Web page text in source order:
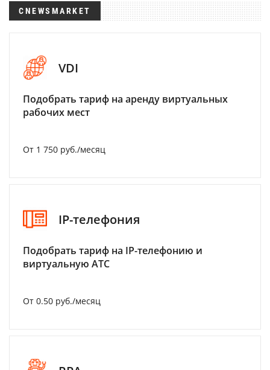
CNEWSMARKET
VDI
Подобрать тариф на аренду виртуальных
рабочих мест
От 1 750 руб./месяц
IP-телефония
Подобрать тариф на IP-телефонию и
виртуальную АТС
От 0.50 руб./месяц